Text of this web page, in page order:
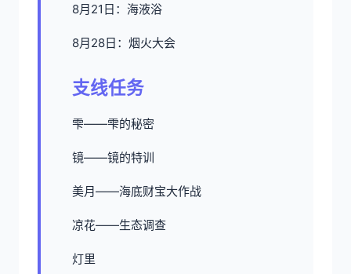
8月21日：海液浴
8月28日：烟火大会
支线任务
雫——雫的秘密
镜——镜的特训
美月——海底财宝大作战
凉花——生态调查
灯里